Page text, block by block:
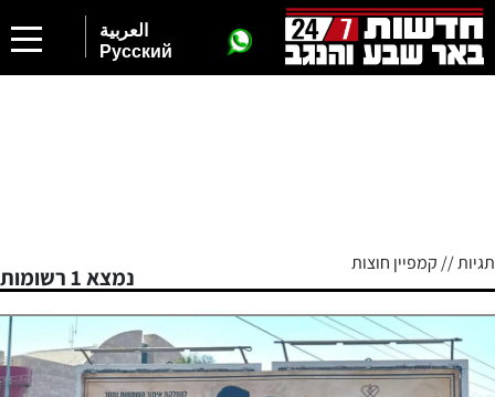
العربية
Русский
תגיות // קמפיין חוצות
נמצא 1 רשומות